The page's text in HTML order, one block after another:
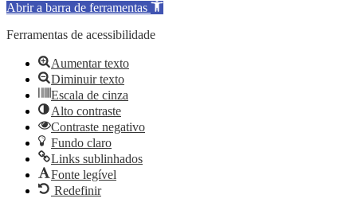
Abrir a barra de ferramentas
Ferramentas de acessibilidade
Aumentar texto
Diminuir texto
Escala de cinza
Alto contraste
Contraste negativo
Fundo claro
Links sublinhados
Fonte legível
Redefinir